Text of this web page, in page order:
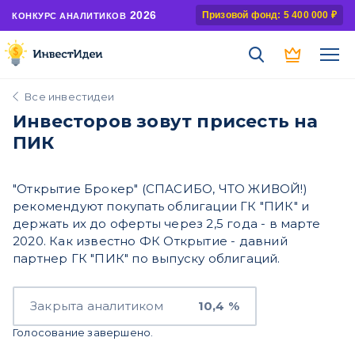
КОНКУРС АНАЛИТИКОВ 2026 Призовой фонд: 5 400 000 ₽
Все инвестидеи
Инвесторов зовут присесть на
ПИК
"Открытие Брокер" (СПАСИБО, ЧТО ЖИВОЙ!)
рекомендуют покупать облигации ГК "ПИК" и
держать их до оферты через 2,5 года - в марте
2020. Как известно ФК Открытие - давний
партнер ГК "ПИК" по выпуску облигаций.
Закрыта аналитиком 10,4 %
Голосование завершено.